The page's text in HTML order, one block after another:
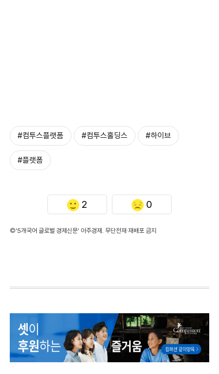
#컴투스플랫폼 #컴투스홀딩스 #하이브
#플랫폼
2 0
©'5개국어 글로벌 경제신문' 아주경제. 무단전재·재배포 금지